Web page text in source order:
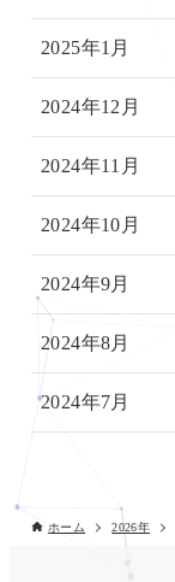
2025年1月
2024年12月
2024年11月
2024年10月
2024年9月
2024年8月
2024年7月
ホーム 2026年